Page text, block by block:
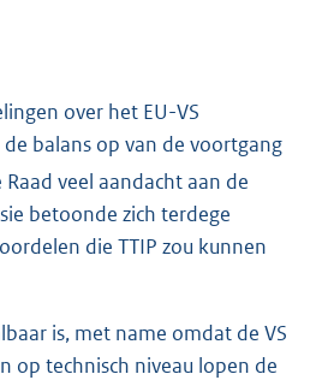
over het EU-VS
balans op van de voortgang
veel aandacht aan de
betoonde zich terdege
die TTIP zou kunnen
is, met name omdat de VS
op technisch niveau lopen de